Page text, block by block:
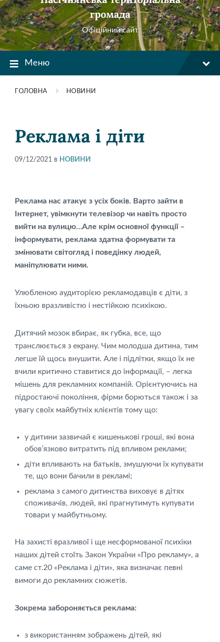
громада
Офіційний сайт
Меню
ГОЛОВНА НОВИНИ
Реклама і діти
09/12/2021 в НОВИНИ
Реклама нас атакує з усіх боків. Варто зайти в
Інтернет, увімкнути телевізор чи навіть просто
вийти на вулицю…Але крім основної функції –
інформувати, реклама здатна формувати та
змінювати світогляд і поведінку людей,
маніпулювати ними.
Улюбленою аудиторією рекламодавців є діти, з
їхньою вразливістю і нестійкою психікою.
Дитячий мозок вбирає, як губка, все, що
транслюється з екрану. Чим молодша дитина, тим
легше їй щось внушити. Але і підлітки, якщо їх не
вчили критично ставитися до інформації, – легка
мішень для рекламних компаній. Орієнтуючись на
підростаючі покоління, фірми борються також і за
увагу своїх майбутніх клієнтів тому що:
у дитини зазвичай є кишенькові гроші, які вона
обов’язково витратить під впливом реклами;
діти впливають на батьків, змушуючи їх купувати
те, що вони бачили в рекламі;
реклама з самого дитинства виховує в дітях
споживачів, людей, які прагнутимуть купувати
товари у майбутньому.
На захисті вразливої і ще несформованої психіки
наших дітей стоїть Закон України «Про рекламу», а
саме ст.20 «Реклама і діти», яка визначає певні
вимоги до рекламних сюжетів.
Зокрема забороняється реклама:
з використанням зображень дітей, які